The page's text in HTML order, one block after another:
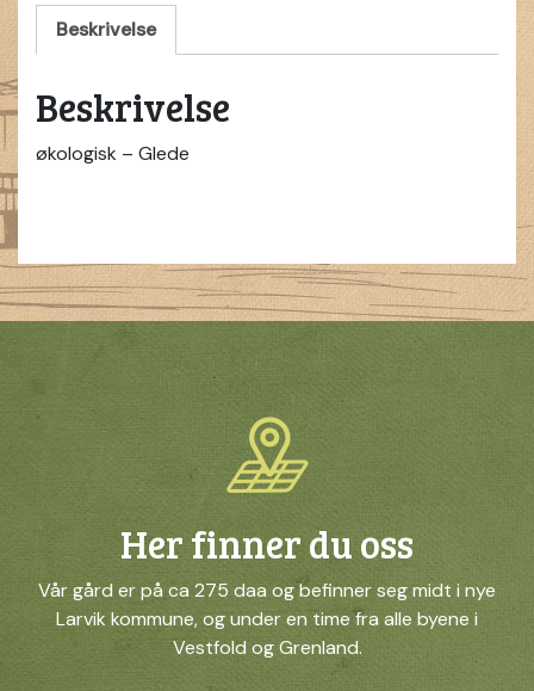
Beskrivelse
Beskrivelse
økologisk – Glede
Her finner du oss
Vår gård er på ca 275 daa og befinner seg midt i nye
Larvik kommune, og under en time fra alle byene i
Vestfold og Grenland.